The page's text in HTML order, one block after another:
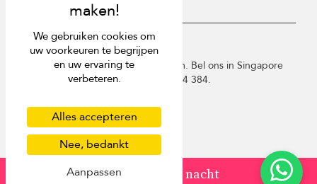
van
/ nacht
USD $ nl Nederlands
Copyright © 2026 SriLanka-Villa.com. Bel ons in Singapore
+65 3105 1190 of Australië 1300 014 384.
Privacy beleid
Cookies
We gebruiken cookies om
uw voorkeuren te begrijpen
en uw ervaring te
verbeteren.
Alles accepteren
Nee, bedankt
Aanpassen